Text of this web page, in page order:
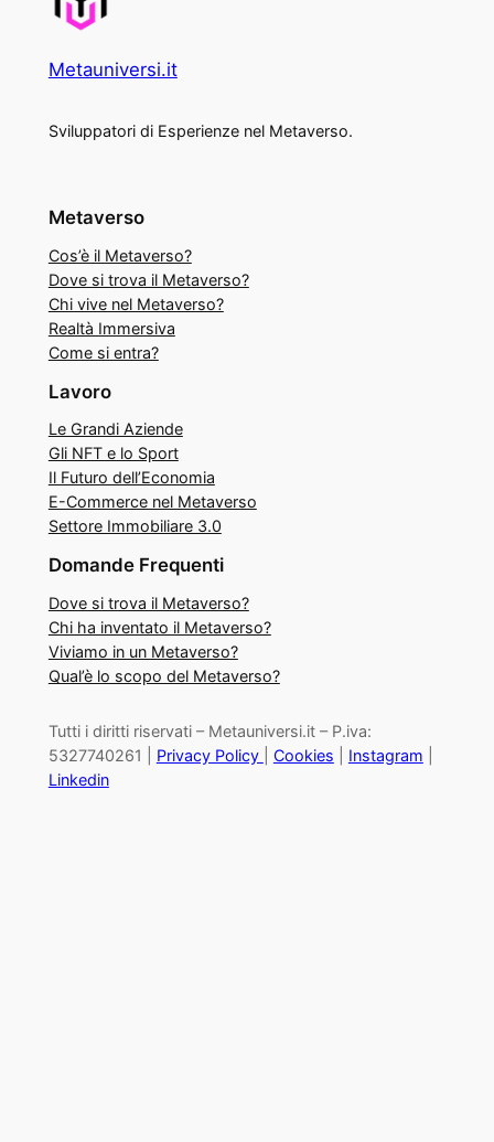
Metauniversi.it
Sviluppatori di Esperienze nel Metaverso.
Metaverso
Cos’è il Metaverso?
Dove si trova il Metaverso?
Chi vive nel Metaverso?
Realtà Immersiva
Come si entra?
Lavoro
Le Grandi Aziende
Gli NFT e lo Sport
Il Futuro dell’Economia
E-Commerce nel Metaverso
Settore Immobiliare 3.0
Domande Frequenti
Dove si trova il Metaverso?
Chi ha inventato il Metaverso?
Viviamo in un Metaverso?
Qual’è lo scopo del Metaverso?
Tutti i diritti riservati – Metauniversi.it – P.iva:
5327740261 | Privacy Policy Cookies Instagram
Linkedin